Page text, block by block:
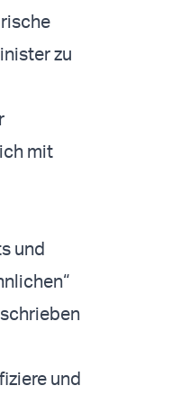
zu
mit
und
und